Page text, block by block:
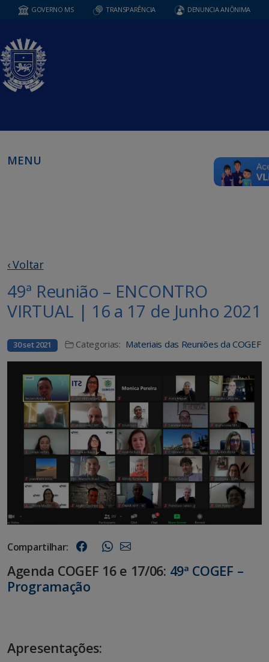
GOVERNO MS TRANSPARÊNCIA DENUNCIA ANÔNIMA
MENU
‹ Voltar
49ª Reunião – ENCONTRO
VIRTUAL | 16 a 17 de Junho 2021
30 set 2021 Categorias: Materiais das Reuniões da COGEF
Compartilhar:
Agenda COGEF 16 e 17/06: 49ª COGEF –
Programação
Apresentações: